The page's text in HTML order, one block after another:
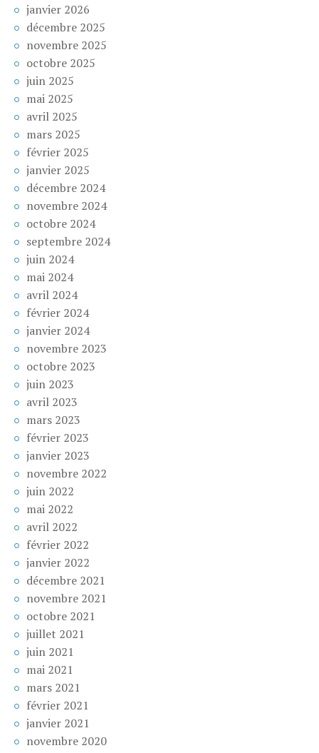
janvier 2026
décembre 2025
novembre 2025
octobre 2025
juin 2025
mai 2025
avril 2025
mars 2025
février 2025
janvier 2025
décembre 2024
novembre 2024
octobre 2024
septembre 2024
juin 2024
mai 2024
avril 2024
février 2024
janvier 2024
novembre 2023
octobre 2023
juin 2023
avril 2023
mars 2023
février 2023
janvier 2023
novembre 2022
juin 2022
mai 2022
avril 2022
février 2022
janvier 2022
décembre 2021
novembre 2021
octobre 2021
juillet 2021
juin 2021
mai 2021
mars 2021
février 2021
janvier 2021
novembre 2020